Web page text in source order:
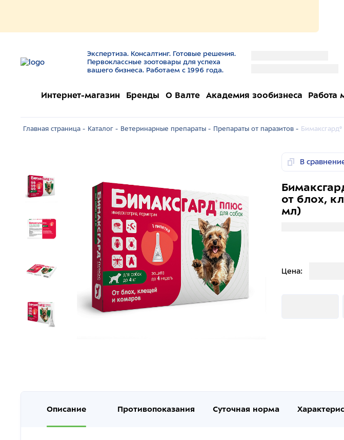
Экспертиза. Консалтинг. Готовые решения.
Первоклассные зоотовары для успеха
вашего бизнеса. Работаем с 1996 года.
Интернет-магазин Бренды О Валте Академия зообизнеса Работа
Главная страница - Каталог - Ветеринарные препараты - Препараты от паразитов -
В
от блох,
мл)
Цена:
Описание Противопоказания Суточная норма